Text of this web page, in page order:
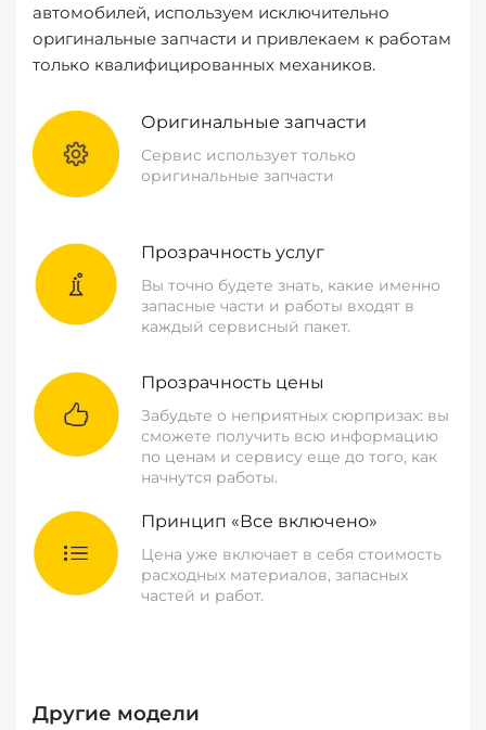
автомобилей, используем исключительно
оригинальные запчасти и привлекаем к работам
только квалифицированных механиков.
Оригинальные запчасти
Сервис использует только
оригинальные запчасти
Прозрачность услуг
Вы точно будете знать, какие именно
запасные части и работы входят в
каждый сервисный пакет.
Прозрачность цены
Забудьте о неприятных сюрпризах: вы
сможете получить всю информацию
по ценам и сервису еще до того, как
начнутся работы.
Принцип «Все включено»
Цена уже включает в себя стоимость
расходных материалов, запасных
частей и работ.
Другие модели